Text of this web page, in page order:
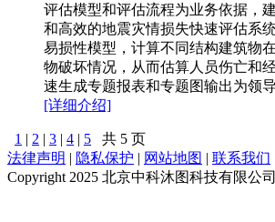
评估模型和评估流程为业务依据，
和高效的地震灾情损失快速评估系
易损性模型，计算不同结构建筑物
物破坏情况，从而估算人员伤亡和
速生成专题报表和专题图输出为领
[详细介绍]
1 | 2 | 3 | 4 | 5
共 5 页
法律声明 | 隐私保护 | 网站地图 | 联系我们
Copyright 2025 北京中科沐图科技有限公